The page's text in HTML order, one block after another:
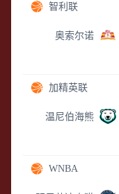
智利联
奥索尔诺
加精英联
温尼伯海熊
WNBA